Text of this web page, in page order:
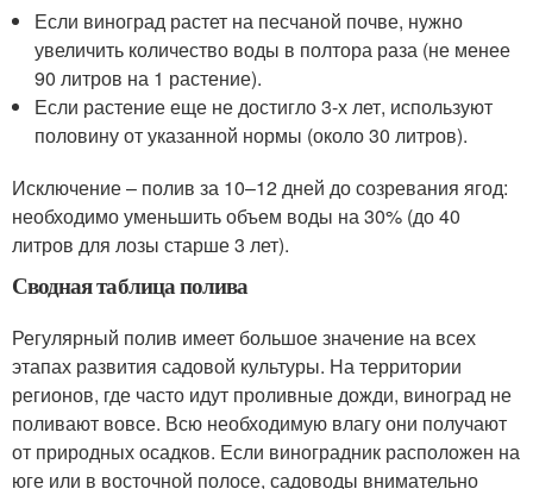
Если виноград растет на песчаной почве, нужно
увеличить количество воды в полтора раза (не менее
90 литров на 1 растение).
Если растение еще не достигло 3-х лет, используют
половину от указанной нормы (около 30 литров).
Исключение – полив за 10–12 дней до созревания ягод:
необходимо уменьшить объем воды на 30% (до 40
литров для лозы старше 3 лет).
Сводная таблица полива
Регулярный полив имеет большое значение на всех
этапах развития садовой культуры. На территории
регионов, где часто идут проливные дожди, виноград не
поливают вовсе. Всю необходимую влагу они получают
от природных осадков. Если виноградник расположен на
юге или в восточной полосе, садоводы внимательно